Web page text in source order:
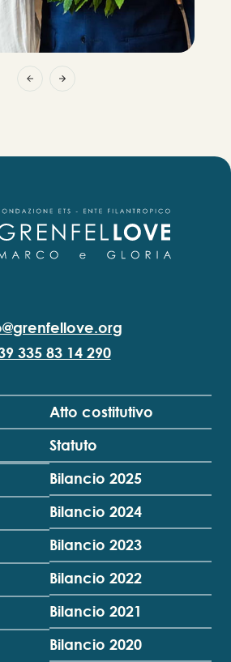
335 83 14 290
Atto costitutivo
Statuto
Bilancio 2025
Bilancio 2024
Bilancio 2023
Bilancio 2022
Bilancio 2021
Bilancio 2020